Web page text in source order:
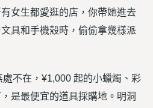
女生都愛逛的店，你帶她進去
具和手機殼時，偷偷拿幾樣派
處不在，¥1,000 起的小蠟燭、彩
是最便宜的道具採購地。明洞